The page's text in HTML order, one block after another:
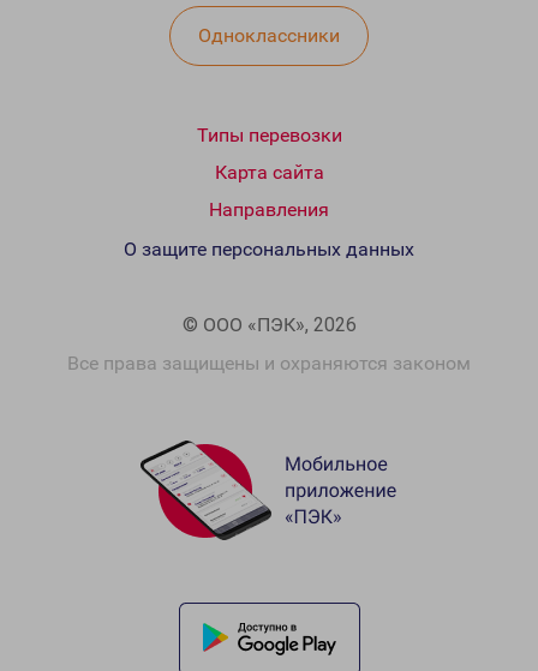
Одноклассники
Типы перевозки
Карта сайта
Направления
© ООО «ПЭК», 2026
Все права защищены и охраняются законом
О защите персональных данных